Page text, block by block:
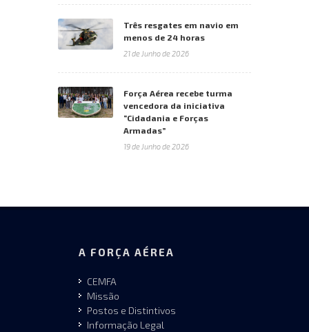
Três resgates em navio em
menos de 24 horas
21 de Junho de 2026
Força Aérea recebe turma
vencedora da iniciativa
“Cidadania e Forças
Armadas”
19 de Junho de 2026
A FORÇA AÉREA
CEMFA
Missão
Postos e Distintivos
Informação Legal